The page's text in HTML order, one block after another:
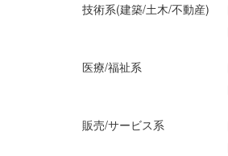
技術系(建築/土木/不動産)
医療/福祉系
販売/サービス系